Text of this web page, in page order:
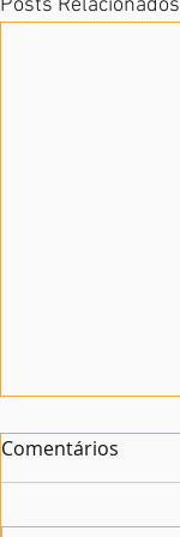
Posts Relacionados
Comentários